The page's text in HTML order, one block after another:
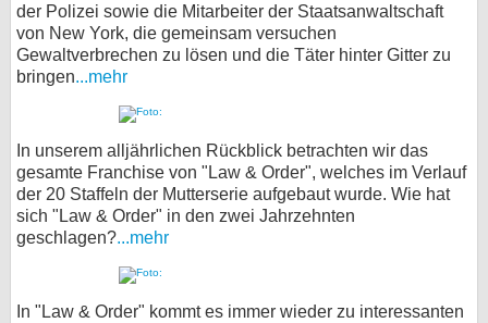
der Polizei sowie die Mitarbeiter der Staatsanwaltschaft
von New York, die gemeinsam versuchen
Gewaltverbrechen zu lösen und die Täter hinter Gitter zu
bringen...mehr
In unserem alljährlichen Rückblick betrachten wir das
gesamte Franchise von "Law & Order", welches im Verlauf
der 20 Staffeln der Mutterserie aufgebaut wurde. Wie hat
sich "Law & Order" in den zwei Jahrzehnten
geschlagen?...mehr
In "Law & Order" kommt es immer wieder zu interessanten